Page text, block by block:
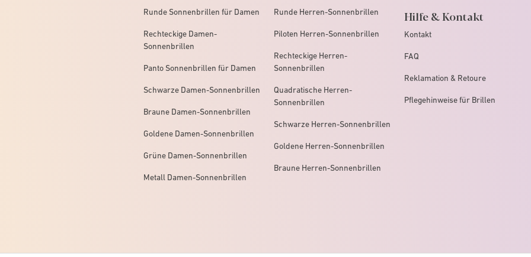
Runde Sonnenbrillen für Damen
Rechteckige Damen-
Sonnenbrillen
Panto Sonnenbrillen für Damen
Schwarze Damen-Sonnenbrillen
Braune Damen-Sonnenbrillen
Goldene Damen-Sonnenbrillen
Grüne Damen-Sonnenbrillen
Metall Damen-Sonnenbrillen
Runde Herren-Sonnenbrillen
Piloten Herren-Sonnenbrillen
Rechteckige Herren-
Sonnenbrillen
Quadratische Herren-
Sonnenbrillen
Schwarze Herren-Sonnenbrillen
Goldene Herren-Sonnenbrillen
Braune Herren-Sonnenbrillen
Hilfe & Kontakt
Kontakt
FAQ
Reklamation & Retoure
Pflegehinweise für Brillen